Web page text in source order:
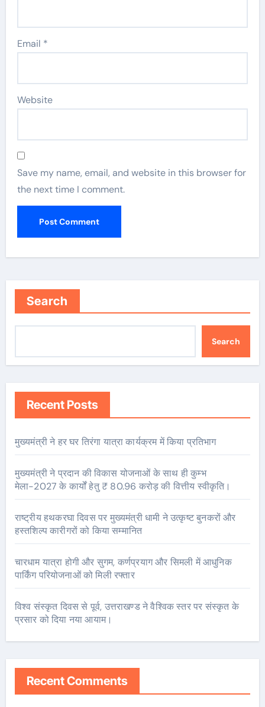
Email *
Website
Save my name, email, and website in this browser for
the next time I comment.
Search
Search
Recent Posts
मुख्यमंत्री ने हर घर तिरंगा यात्रा कार्यक्रम में किया प्रतिभाग
मुख्यमंत्री ने प्रदान की विकास योजनाओं के साथ ही कुम्भ
मेला-2027 के कार्यों हेतु ₹ 80.96 करोड़ की वित्तीय स्वीकृति।
राष्ट्रीय हथकरघा दिवस पर मुख्यमंत्री धामी ने उत्कृष्ट बुनकरों और
हस्तशिल्प कारीगरों को किया सम्मानित
चारधाम यात्रा होगी और सुगम, कर्णप्रयाग और सिमली में आधुनिक
पार्किंग परियोजनाओं को मिली रफ्तार
विश्व संस्कृत दिवस से पूर्व, उत्तराखण्ड ने वैश्विक स्तर पर संस्कृत के
प्रसार को दिया नया आयाम।
Recent Comments